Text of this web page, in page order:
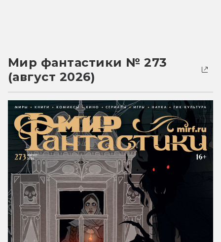
Мир фантастики № 273
(август 2026)